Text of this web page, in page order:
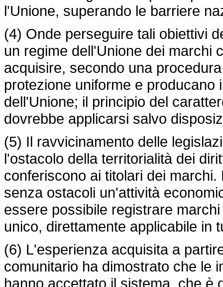
l'Unione, superando le barriere
(4) Onde perseguire tali obiettivi
un regime dell'Unione dei marchi
acquisire, secondo una
protezione uniforme e producano
dell'Unione; il principio del
dovrebbe applicarsi salvo
(5) Il ravvicinamento delle
l'ostacolo della territorialità dei
conferiscono ai titolari dei
senza ostacoli un'attività
essere possibile registrare
unico, direttamente applicabile in
(6) L'esperienza acquisita a
comunitario ha dimostrato che le
hanno accettato il sistema, che è